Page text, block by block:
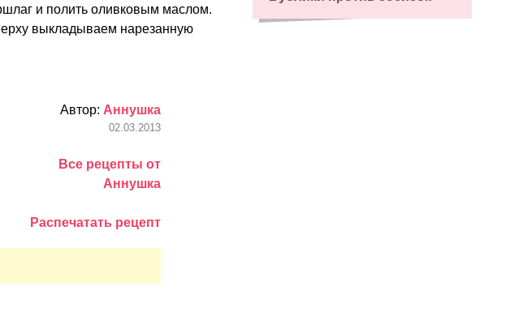
и полить оливковым маслом.
выкладываем нарезанную
Автор: Аннушка
02.03.2013
Все рецепты от
Аннушка
Распечатать рецепт